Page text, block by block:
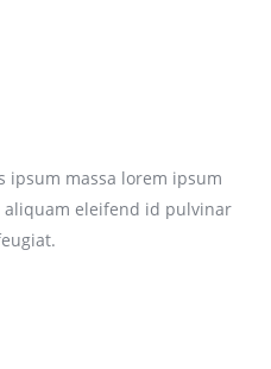
ipsum massa lorem ipsum
eleifend id pulvinar